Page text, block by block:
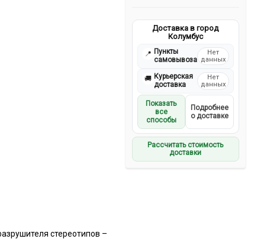
Доставка в город
Колумбус
📍 Пункты
самовывоза
Нет
данных
🚚 Курьерская
доставка
Нет
данных
Показать
все
способы
Подробнее
о доставке
Рассчитать стоимость
доставки
стереотипов –